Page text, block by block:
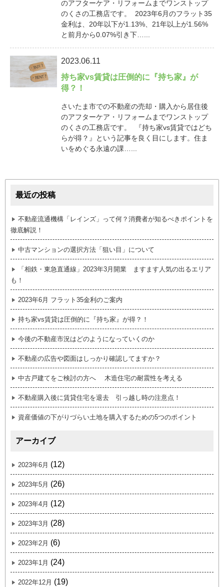
のアフターケア・リフォームまでワンストップ
のくさの工務店です。 2023年6月のフラット35
金利は、20年以下が1.13%、21年以上が1.56%
と前月から0.07%引き下…...
2023.06.11
持ち家vs賃貸は圧倒的に『持ち家』が
得？！
さいたま市での不動産の売却・購入から居住後
のアフターケア・リフォームまでワンストップ
のくさの工務店です。 『持ち家vs賃貸ではどち
らが得？』という記事を良く目にします。住ま
いをめぐる永遠の課…...
最近の投稿
不動産流通機構「レインズ」って何？消費者が知るべきポイントを
徹底解説！
中古マンションの選択方法「狙い目」について
「相鉄・東急直通線」2023年3月開業 ますます人気の出るエリア
も！
2023年6月 フラット35金利のご案内
持ち家vs賃貸は圧倒的に『持ち家』が得？！
今後の不動産市況はどのようになっていくのか
不動産の広告や図面はしっかり確認してますか？
中古戸建てをご検討の方へ 木造住宅の耐震性を考える
不動産購入後に賃貸住宅を退去 引っ越し時の注意点！
資産価値の下がりづらい土地を購入するための5つのポイント
アーカイブ
2023年6月 (12)
2023年5月 (26)
2023年4月 (12)
2023年3月 (28)
2023年2月 (6)
2023年1月 (24)
2022年12月 (19)